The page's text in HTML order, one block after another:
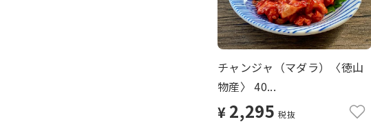
チャンジャ（マダラ）〈徳山
物産〉 40...
¥ 2,295 税抜